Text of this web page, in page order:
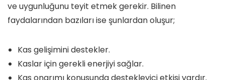
ve uygunluğunu teyit etmek gerekir. Bilinen
faydalarından bazıları ise şunlardan oluşur;
Kas gelişimini destekler.
Kaslar için gerekli enerjiyi sağlar.